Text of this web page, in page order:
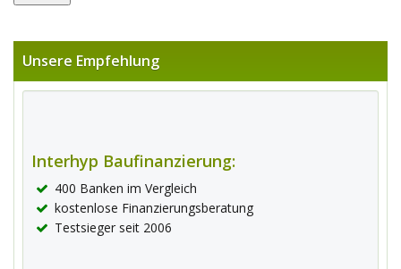
Unsere Empfehlung
Interhyp Baufinanzierung:
400 Banken im Vergleich
kostenlose Finanzierungsberatung
Testsieger seit 2006